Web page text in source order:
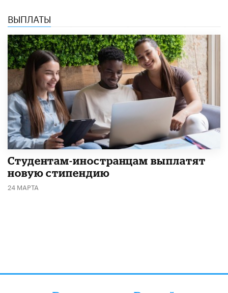
ВЫПЛАТЫ
Студентам-иностранцам выплатят
новую стипендию
24 МАРТА